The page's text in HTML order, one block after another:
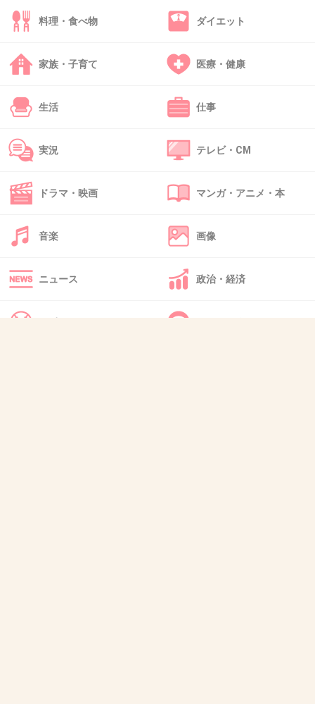
+571
>>17
メンバーが好き。でも作曲はメンバーじゃ無い
よ
46. 匿名
今市はストリート系ファッション似合ってな
い。カチッとした綺麗目な服のほうが似合うタ
イプ
料理・食べ物 ダイエット
家族・子育て 医療・健康
生活 仕事
実況 テレビ・CM
ドラマ・映画 マンガ・アニメ・本
音楽 画像
ニュース 政治・経済